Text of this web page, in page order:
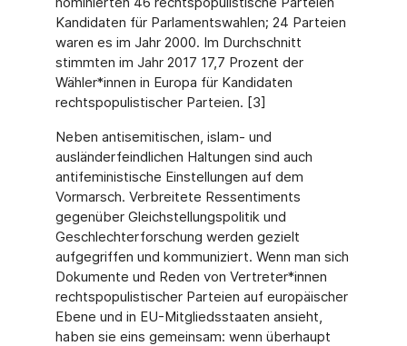
Kandidaten für Parlamentswahlen; 24 Parteien
waren es im Jahr 2000. Im Durchschnitt
stimmten im Jahr 2017 17,7 Prozent der
Wähler*innen in Europa für Kan­didaten
rechtspopulistischer Parteien. [3]
Neben antisemitischen, islam- und
ausländerfeindlichen Haltungen sind auch
antifeminis­tische Einstellungen auf dem
Vormarsch. Verbreitete Ressentiments
gegenüber Gleichstel­lungspolitik und
Geschlechterforschung werden gezielt
aufgegriffen und kommuniziert. Wenn man sich
Dokumente und Reden von Vertreter*innen
rechtspopulistischer Parteien auf europäischer
Ebene und in EU-Mitgliedsstaaten ansieht,
haben sie eins gemeinsam: wenn überhaupt